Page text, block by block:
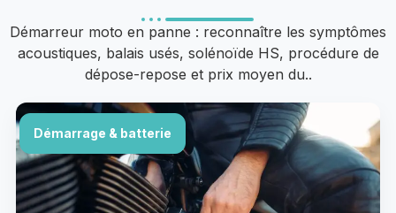
Démarreur moto en panne : reconnaître les symptômes
acoustiques, balais usés, solénoïde HS, procédure de
dépose-repose et prix moyen du..
Démarrage & batterie